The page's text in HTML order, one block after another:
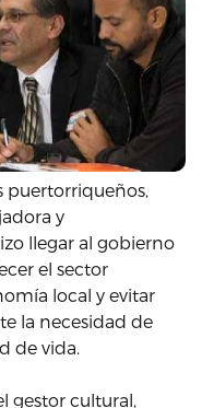
puertorriqueños,
y
llegar al gobierno
el sector
local y evitar
la necesidad de
de vida.
gestor cultural,